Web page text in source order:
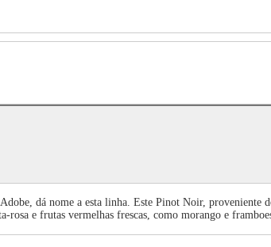
dá nome a esta linha. Este Pinot Noir,
e frutas vermelhas frescas, como morango e